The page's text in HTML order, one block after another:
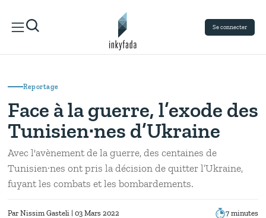
Se connecter
Reportage
Face à la guerre, l’exode des
Tunisien·nes d’Ukraine
Avec l'avènement de la guerre, des centaines de
Tunisien·nes ont pris la décision de quitter l’Ukraine,
fuyant les combats et les bombardements.
Par Nissim Gasteli | 03 Mars 2022 7 minutes